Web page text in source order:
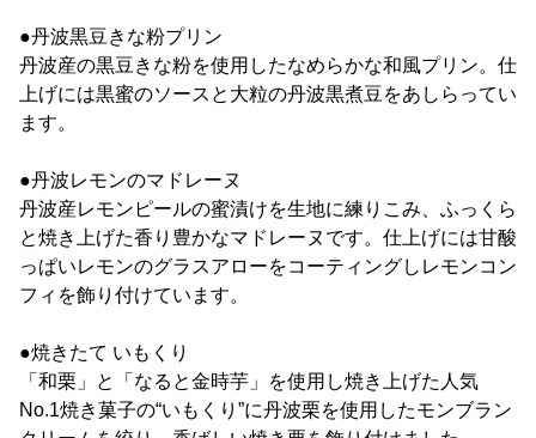
●丹波黒豆きな粉プリン
丹波産の黒豆きな粉を使用したなめらかな和風プリン。仕
上げには黒蜜のソースと大粒の丹波黒煮豆をあしらってい
ます。
●丹波レモンのマドレーヌ
丹波産レモンピールの蜜漬けを生地に練りこみ、ふっくら
と焼き上げた香り豊かなマドレーヌです。仕上げには甘酸
っぱいレモンのグラスアローをコーティングしレモンコン
フィを飾り付けています。
●焼きたて いもくり
「和栗」と「なると金時芋」を使用し焼き上げた人気
No.1焼き菓子の“いもくり”に丹波栗を使用したモンブラン